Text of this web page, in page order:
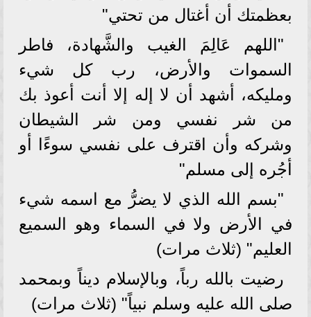
بعظمتك أن أغتال من تحتي"
"اللهم عَالِمَ الغيب والشَّهادة، فاطر
السموات والأرض، رب كل شيء
ومليكه، أشهد أن لا إله إلا أنت أعوذ بك
من شر نفسي ومن شر الشيطان
وشركه وأن اقترف على نفسي سوءًا أو
أجُره إلى مسلم"
"بسم الله الذي لا يضرُّ مع اسمه شيء
في الأرض ولا في السماء وهو السميع
العليم" (ثلاث مرات)
رضيت بالله رباً، وبالإسلام ديناً وبمحمد
صلى الله عليه وسلم نبياً" (ثلاث مرات)